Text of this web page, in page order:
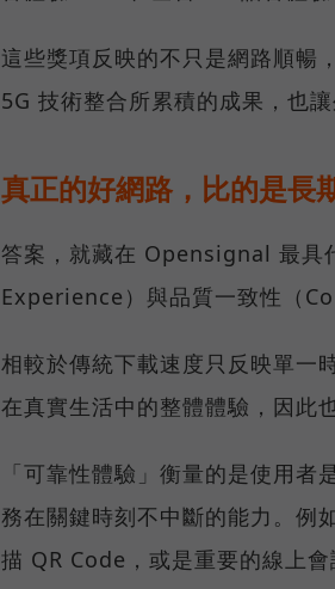
這些獎項反映的不只是網路順暢
5G 技術整合所累積的成果，也
真正的好網路，比的是長
答案，就藏在 Opensignal 最
Experience）與品質一致性（
相較於傳統下載速度只反映單一
在真實生活中的整體體驗，因此
「可靠性體驗」衡量的是使用
務在關鍵時刻不中斷的能力。例
描 QR Code，或是重要的線上